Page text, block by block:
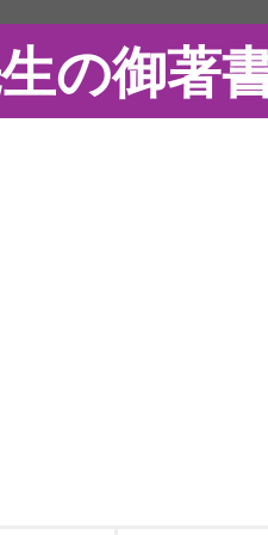
の御著